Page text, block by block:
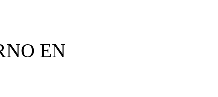
EN